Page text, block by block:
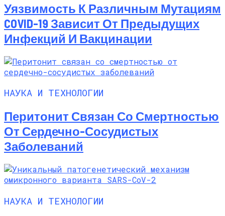
Уязвимость К Различным Мутациям
COVID-19 Зависит От Предыдущих
Инфекций И Вакцинации
НАУКА И ТЕХНОЛОГИИ
Перитонит Связан Со Смертностью
От Сердечно-Сосудистых
Заболеваний
НАУКА И ТЕХНОЛОГИИ